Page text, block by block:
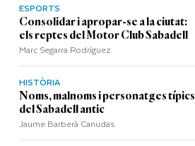
ESPORTS
Consolidar i apropar-se a la ciutat:
els reptes del Motor Club Sabadell
Marc Segarra Rodríguez
HISTÒRIA
Noms, malnoms i personatges típics
del Sabadell antic
Jaume Barberà Canudas